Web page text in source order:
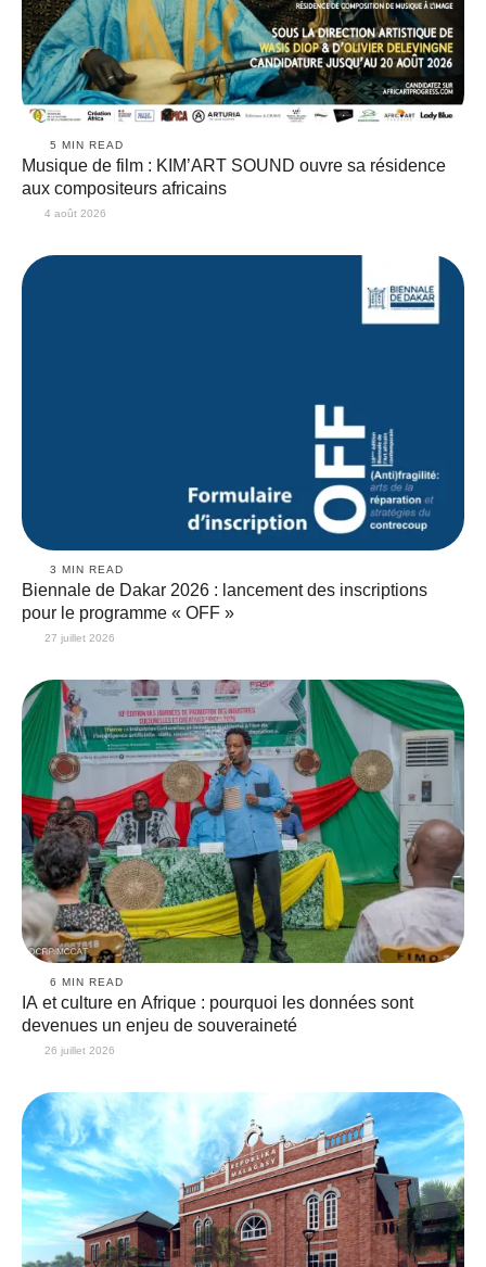
5 MIN READ
Musique de film : KIM’ART SOUND ouvre sa résidence
aux compositeurs africains
4 août 2026
3 MIN READ
Biennale de Dakar 2026 : lancement des inscriptions
pour le programme « OFF »
27 juillet 2026
6 MIN READ
IA et culture en Afrique : pourquoi les données sont
devenues un enjeu de souveraineté
26 juillet 2026